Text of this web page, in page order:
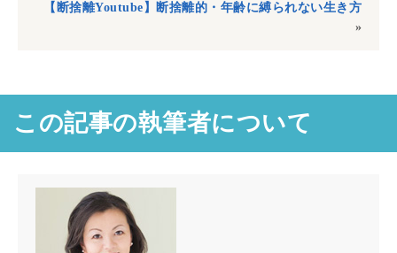
【断捨離Youtube】断捨離的・年齢に縛られない生き方
»
この記事の執筆者について